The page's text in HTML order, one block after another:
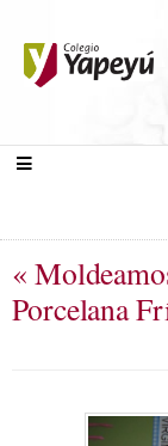
«
Porcelana